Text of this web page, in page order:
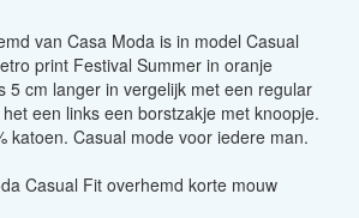
van Casa Moda is in model Casual
print Festival Summer in oranje
5 cm langer in vergelijk met een regular
een links een borstzakje met knoopje.
katoen. Casual mode voor iedere man.
Casual Fit overhemd korte mouw